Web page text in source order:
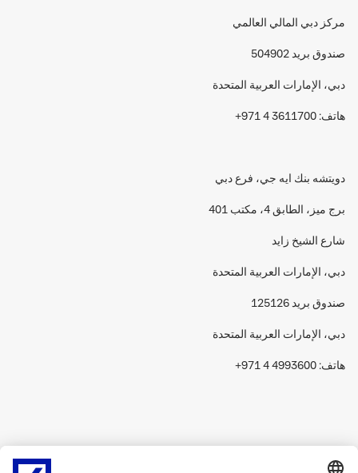
مركز دبي المالي العالمي
صندوق بريد 504902
دبي، الإمارات العربية المتحدة
هاتف: 3611700 4 971+
دويتشه بنك ايه جي، فرع دبي
برج ميز، الطابق 4، مكتب 401
شارع الشيخ زايد
دبي، الإمارات العربية المتحدة
صندوق بريد 125126
دبي، الإمارات العربية المتحدة
هاتف: 4993600 4 971+
دويتشه للأوراق المالية والخدمات